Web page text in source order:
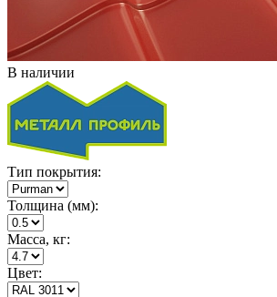
В наличии
Тип покрытия:
Толщина (мм):
Масса, кг:
Цвет: